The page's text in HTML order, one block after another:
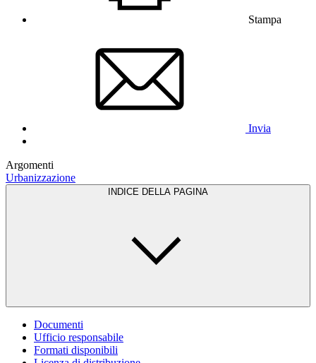
Stampa
Invia
Argomenti
Urbanizzazione
INDICE DELLA PAGINA
Documenti
Ufficio responsabile
Formati disponibili